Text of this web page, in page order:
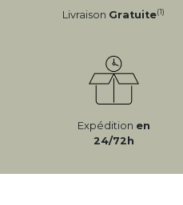
Livraison Gratuite(1)
Expédition en
24/72h